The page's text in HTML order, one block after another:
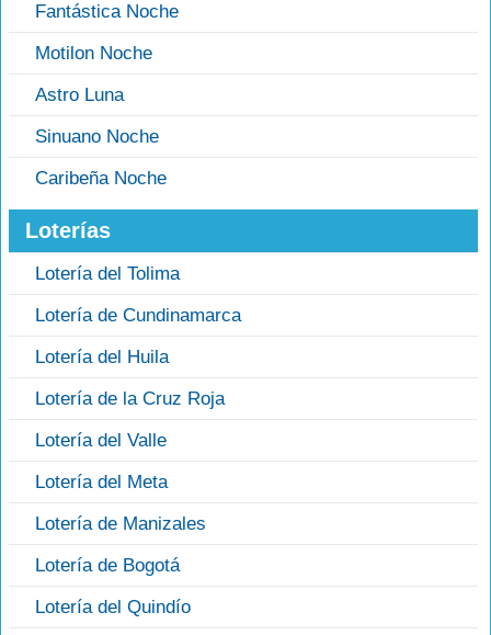
Fantástica Noche
Motilon Noche
Astro Luna
Sinuano Noche
Caribeña Noche
Loterías
Lotería del Tolima
Lotería de Cundinamarca
Lotería del Huila
Lotería de la Cruz Roja
Lotería del Valle
Lotería del Meta
Lotería de Manizales
Lotería de Bogotá
Lotería del Quindío